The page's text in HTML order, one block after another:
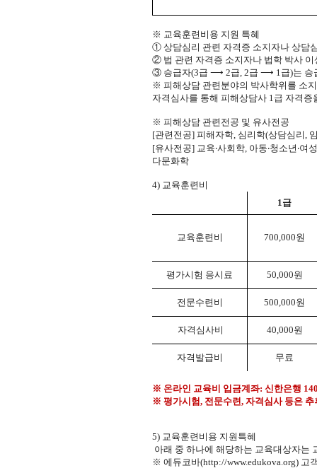
※ 교육훈련비용 지원 특혜
① 상담심리 관련 자격증 소지자나 상담
② 법 관련 자격증 소지자나 법학 박사
③ 승급자(3급 ⟶ 2급, 2급 ⟶ 1급)는 승
※ 피해상담 관련분야의 박사학위를 소
자격심사를 통해 피해상담사 1급 자격증
※ 피해상담 관련전공 및 유사전공
[관련전공] 피해자학, 심리학(상담심리,
[유사전공] 교육‧사회학, 아동‧청소년 ‧여성
다문화학
4) 교육훈련비
1급
교육훈련비 700,000원
평가시험 응시료 50,000원
전문수련비 500,000원
자격심사비 40,000원
자격발급비 무료
※ 온라인 교육비 입금계좌: 신한은행
※ 평가시험, 전문수련, 자격심사 등은
5) 교육훈련비용 지원특혜
아래 중 하나에 해당하는 교육대상자는
※ 에듀코바(http://www.edukova.org) 고